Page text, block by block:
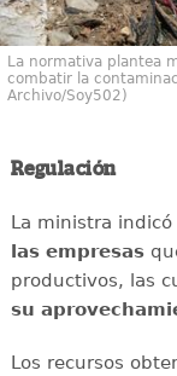
La normativa plantea
combatir la
Archivo/Soy502)
Regulación
La ministra
las empresas
productivos, las
su
Los recursos